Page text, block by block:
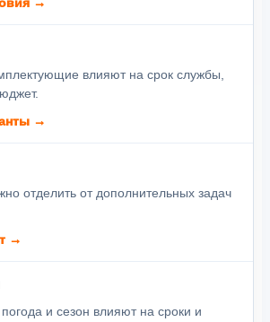
→
влияют на срок службы,
→
отделить от дополнительных задач
→
и сезон влияют на сроки и